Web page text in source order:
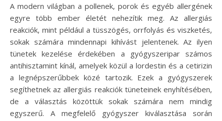
A modern világban a pollenek, porok és egyéb allergének
egyre több ember életét nehezítik meg. Az allergiás
reakciók, mint például a tüsszögés, orrfolyás és viszketés,
sokak számára mindennapi kihívást jelentenek. Az ilyen
tünetek kezelése érdekében a gyógyszeripar számos
antihisztamint kínál, amelyek közül a lordestin és a cetirizin
a legnépszerűbbek közé tartozik. Ezek a gyógyszerek
segíthetnek az allergiás reakciók tüneteinek enyhítésében,
de a választás közöttük sokak számára nem mindig
egyszerű. A megfelelő gyógyszer kiválasztása során